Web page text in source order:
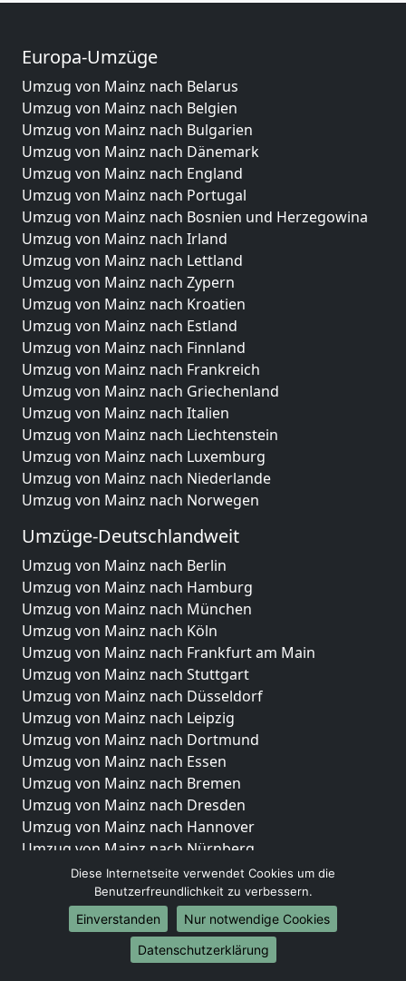
Europa-Umzüge
Umzug von Mainz nach Belarus
Umzug von Mainz nach Belgien
Umzug von Mainz nach Bulgarien
Umzug von Mainz nach Dänemark
Umzug von Mainz nach England
Umzug von Mainz nach Portugal
Umzug von Mainz nach Bosnien und Herzegowina
Umzug von Mainz nach Irland
Umzug von Mainz nach Lettland
Umzug von Mainz nach Zypern
Umzug von Mainz nach Kroatien
Umzug von Mainz nach Estland
Umzug von Mainz nach Finnland
Umzug von Mainz nach Frankreich
Umzug von Mainz nach Griechenland
Umzug von Mainz nach Italien
Umzug von Mainz nach Liechtenstein
Umzug von Mainz nach Luxemburg
Umzug von Mainz nach Niederlande
Umzug von Mainz nach Norwegen
Umzüge-Deutschlandweit
Umzug von Mainz nach Berlin
Umzug von Mainz nach Hamburg
Umzug von Mainz nach München
Umzug von Mainz nach Köln
Umzug von Mainz nach Frankfurt am Main
Umzug von Mainz nach Stuttgart
Umzug von Mainz nach Düsseldorf
Umzug von Mainz nach Leipzig
Umzug von Mainz nach Dortmund
Umzug von Mainz nach Essen
Umzug von Mainz nach Bremen
Umzug von Mainz nach Dresden
Umzug von Mainz nach Hannover
Umzug von Mainz nach Nürnberg
Umzug von Mainz nach Duisburg
Umzug von Mainz nach Bochum
Umzug von Mainz nach Wuppertal
Umzug von Mainz nach Bielefeld
Umzug von Mainz nach Bonn
Diese Internetseite verwendet Cookies um die
Benutzerfreundlichkeit zu verbessern.
Einverstanden
Nur notwendige Cookies
Datenschutzerklärung